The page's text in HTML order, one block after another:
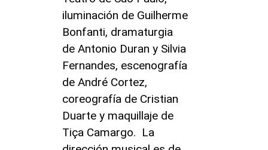
iluminación de Guilherme
Bonfanti, dramaturgia
de Antonio Duran y Silvia
Fernandes, escenografía
de André Cortez,
coreografía de Cristian
Duarte y maquillaje de
Tiça Camargo. La